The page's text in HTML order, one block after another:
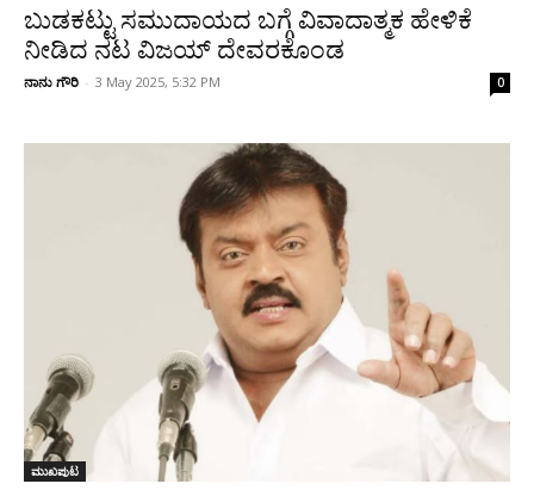
ಬುಡಕಟ್ಟು ಸಮುದಾಯದ ಬಗ್ಗೆ ವಿವಾದಾತ್ಮಕ ಹೇಳಿಕೆ
ನೀಡಿದ ನಟ ವಿಜಯ್ ದೇವರಕೊಂಡ
ನಾನು ಗೌರಿ - 3 May 2025, 5:32 PM 0
ಮುಖಪುಟ